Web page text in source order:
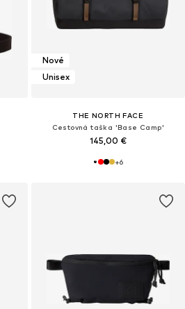
Nové
Unisex
THE NORTH FACE
Cestovná taška 'Base Camp'
145,00 €
+6